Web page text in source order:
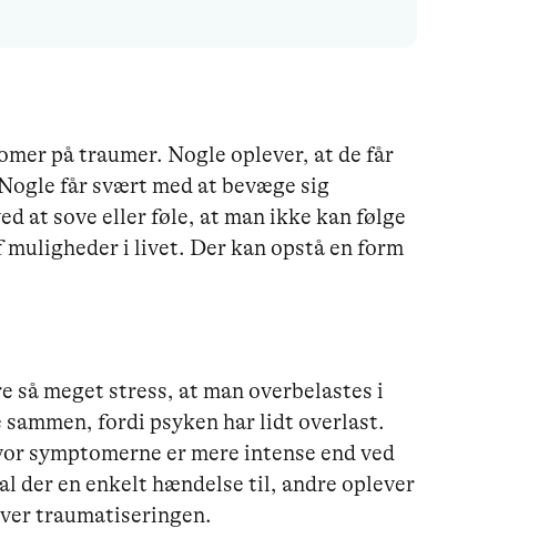
på traumer. Nogle oplever, at de får
får svært med at bevæge sig
at sove eller føle, at man ikke kan følge
i livet. Der kan opstå en form
så meget stress, at man overbelastes i
sammen, fordi psyken har lidt overlast.
symptomerne er mere intense end ved
der en enkelt hændelse til, andre oplever
traumatiseringen.